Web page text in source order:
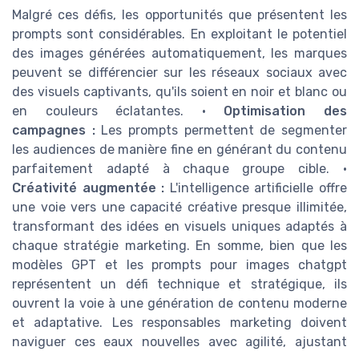
Malgré ces défis, les opportunités que présentent les
prompts sont considérables. En exploitant le potentiel
des images générées automatiquement, les marques
peuvent se différencier sur les réseaux sociaux avec
des visuels captivants, qu'ils soient en noir et blanc ou
en couleurs éclatantes. • Optimisation des
campagnes :Les prompts permettent de segmenter
les audiences de manière fine en générant du contenu
parfaitement adapté à chaque groupe cible. •
Créativité augmentée : L'intelligence artificielle offre
une voie vers une capacité créative presque illimitée,
transformant des idées en visuels uniques adaptés à
chaque stratégie marketing. En somme, bien que les
modèles GPT et les prompts pour images chatgpt
représentent un défi technique et stratégique, ils
ouvrent la voie à une génération de contenu moderne
et adaptative. Les responsables marketing doivent
naviguer ces eaux nouvelles avec agilité, ajustant